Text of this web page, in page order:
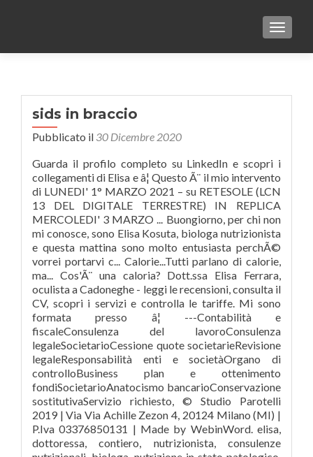
sids in braccio
Pubblicato il 30 Dicembre 2020
Guarda il profilo completo su LinkedIn e scopri i
collegamenti di Elisa e â¦ Questo Ã¨ il mio intervento
di LUNEDI' 1° MARZO 2021 – su RETESOLE (LCN
13 DEL DIGITALE TERRESTRE) IN REPLICA
MERCOLEDI' 3 MARZO ... Buongiorno, per chi non
mi conosce, sono Elisa Kosuta, biologa nutrizionista
e questa mattina sono molto entusiasta perchÃ©
vorrei portarvi c... Calorie...Tutti parlano di calorie,
ma... Cos'Ã¨ una caloria? Dott.ssa Elisa Ferrara,
oculista a Cadoneghe - leggi le recensioni, consulta il
CV, scopri i servizi e controlla le tariffe. Mi sono
formata presso â¦ ---Contabilità e
fiscaleConsulenza del lavoroConsulenza
legaleSocietarioCessione quote societarieRevisione
legaleResponsabilità enti e societàOrgano di
controlloBusiness plan e ottenimento
fondiSocietarioAnatocismo bancarioConservazione
sostitutivaServizio richiesto, © Studio Parotelli
2019 | Via Via Achille Zezon 4, 20124 Milano (MI) |
P.Iva 03376850131 | Made by WebinWord. elisa,
dottoressa, contiero, nutrizionista, consulenze